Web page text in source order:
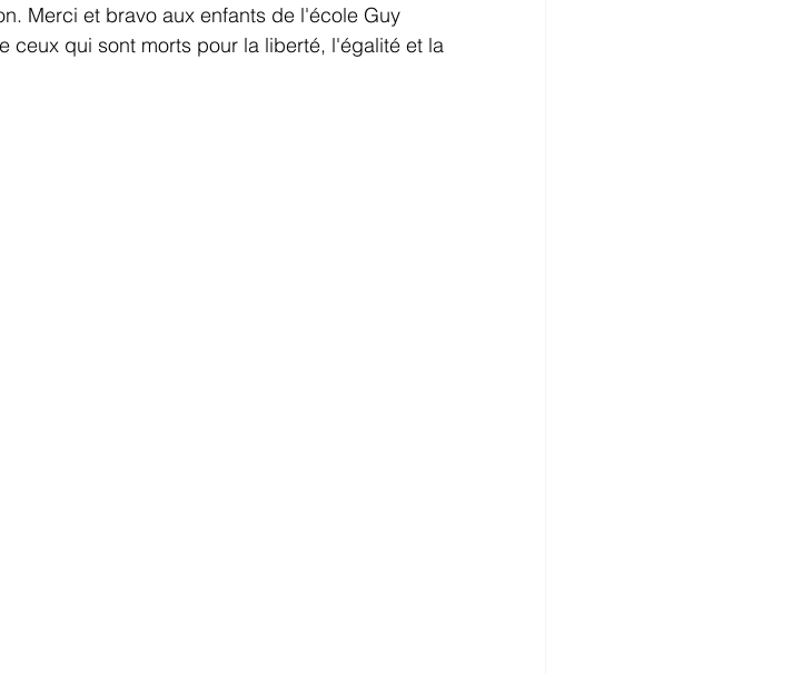
Merci et bravo aux enfants de l'école Guy
ceux qui sont morts pour la liberté, l'égalité et la